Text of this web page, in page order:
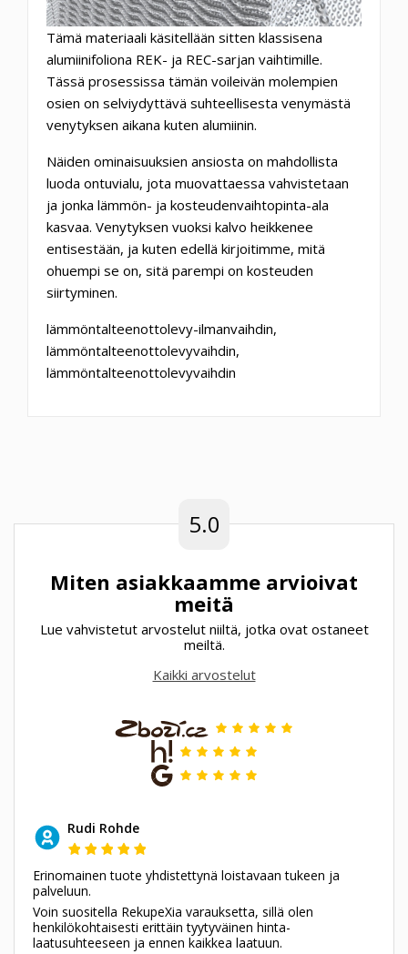
Tämä materiaali käsitellään sitten klassisena
alumiinifoliona REK- ja REC-sarjan vaihtimille.
Tässä prosessissa tämän voileivän molempien
osien on selviydyttävä suhteellisesta venymästä
venytyksen aikana kuten alumiinin.
Näiden ominaisuuksien ansiosta on mahdollista
luoda ontuvialu, jota muovattaessa vahvistetaan
ja jonka lämmön- ja kosteudenvaihtopinta-ala
kasvaa. Venytyksen vuoksi kalvo heikkenee
entisestään, ja kuten edellä kirjoitimme, mitä
ohuempi se on, sitä parempi on kosteuden
siirtyminen.
lämmöntalteenottolevy-ilmanvaihdin,
lämmöntalteenottolevyvaihdin,
lämmöntalteenottolevyvaihdin
5.0
Miten asiakkaamme arvioivat
meitä
Lue vahvistetut arvostelut niiltä, jotka ovat ostaneet
meiltä.
Kaikki arvostelut
Rudi Rohde
Erinomainen tuote yhdistettynä loistavaan tukeen ja
palveluun.
Voin suositella RekupeXia varauksetta, sillä olen
henkilökohtaisesti erittäin tyytyväinen hinta-
laatusuhteeseen ja ennen kaikkea laatuun.